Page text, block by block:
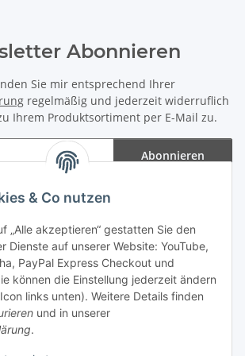
& Co nutzen
„Alle akzeptieren“ gestatten Sie den
Dienste auf unserer Website: YouTube,
PayPal Express Checkout und
können die Einstellung jederzeit ändern
links unten). Weitere Details finden
und in unserer
.
Abonnieren
Sie mir entsprechend Ihrer
regelmäßig und jederzeit widerruflich
Ihrem Produktsortiment per E-Mail zu.
Abonnieren
Vertrag widerrufen